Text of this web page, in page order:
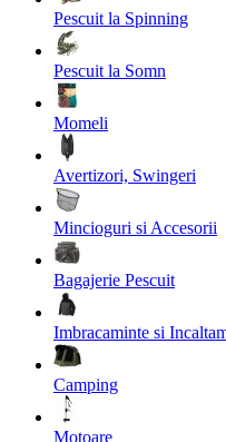
Pescuit la Spinning
Pescuit la Somn
Momeli
Avertizori, Swingeri
Mincioguri si Accesorii
Bagajerie Pescuit
Imbracaminte si
Camping
Motoare